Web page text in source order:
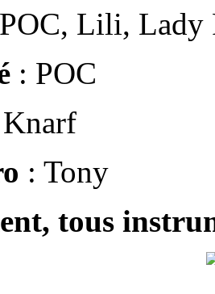
Lili, Lady
: POC
: Tony
tous